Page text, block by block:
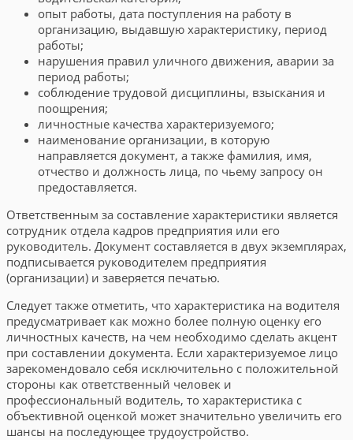
опыт работы, дата поступления на работу в
организацию, выдавшую характеристику, период
работы;
нарушения правил уличного движения, аварии за
период работы;
соблюдение трудовой дисциплины, взыскания и
поощрения;
личностные качества характеризуемого;
наименование организации, в которую
направляется документ, а также фамилия, имя,
отчество и должность лица, по чьему запросу он
предоставляется.
Ответственным за составление характеристики является
сотрудник отдела кадров предприятия или его
руководитель. Документ составляется в двух экземплярах,
подписывается руководителем предприятия
(организации) и заверяется печатью.
Следует также отметить, что характеристика на водителя
предусматривает как можно более полную оценку его
личностных качеств, на чем необходимо сделать акцент
при составлении документа. Если характеризуемое лицо
зарекомендовало себя исключительно с положительной
стороны как ответственный человек и
профессиональный водитель, то характеристика с
объективной оценкой может значительно увеличить его
шансы на последующее трудоустройство.